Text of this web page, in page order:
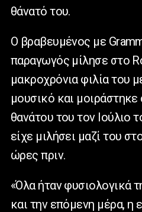
θάνατό του.
Ο βραβευμένος με
παραγωγός μίλησε στο
μακροχρόνια φιλία του
μουσικό και μοιράστηκε
θανάτου του τον Ιούλιο
είχε μιλήσει μαζί του
ώρες πριν.
«Όλα ήταν φυσιολογικά
και την επόμενη μέρα, η